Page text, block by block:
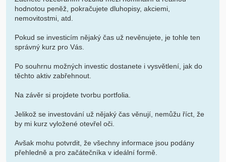
hodnotou peněž, pokračujete dluhopisy, akciemi,
nemovitostmi, atd.
Pokud se investicím nějaký čas už nevěnujete, je tohle ten
správný kurz pro Vás.
Po souhrnu možných investic dostanete i vysvětlení, jak do
těchto aktiv zabřehnout.
Na závěr si projdete tvorbu portfolia.
Jelikož se investování už nějaký čas věnují, nemůžu říct, že
by mi kurz vyložené otevřel oči.
Avšak mohu potvrdit, že všechny informace jsou podány
přehledně a pro začátečníka v ideální formě.